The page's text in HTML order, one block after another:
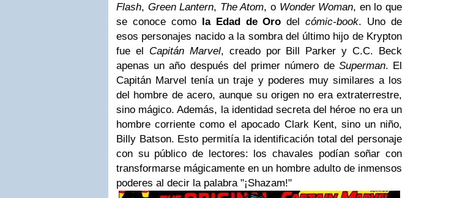
Flash, Green Lantern, The Atom, o Wonder Woman, en lo que
se conoce como la Edad de Oro delcómic-book. Uno de
esos personajes nacido a la sombra del último hijo de Krypton
fue el Capitán Marvel, creado por Bill Parker y C.C. Beck
apenas un año después del primer número de Superman. El
Capitán Marvel tenía un traje y poderes muy similares a los
del hombre de acero, aunque su origen no era extraterrestre,
sino mágico. Además, la identidad secreta del héroe no era un
hombre corriente como el apocado Clark Kent, sino un niño,
Billy Batson. Esto permitía la identificación total del personaje
con su público de lectores: los chavales podían soñar con
transformarse mágicamente en un hombre adulto de inmensos
poderes al decir la palabra "¡Shazam!"